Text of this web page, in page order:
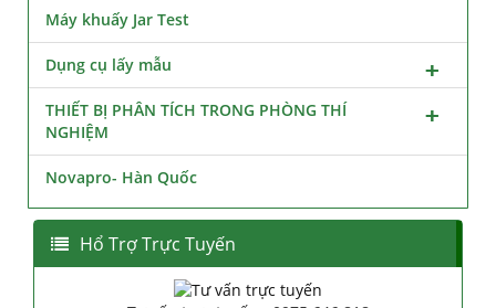
Máy khuấy Jar Test
Dụng cụ lấy mẫu
THIẾT BỊ PHÂN TÍCH TRONG PHÒNG THÍ
NGHIỆM
Novapro- Hàn Quốc
Hổ Trợ Trực Tuyến